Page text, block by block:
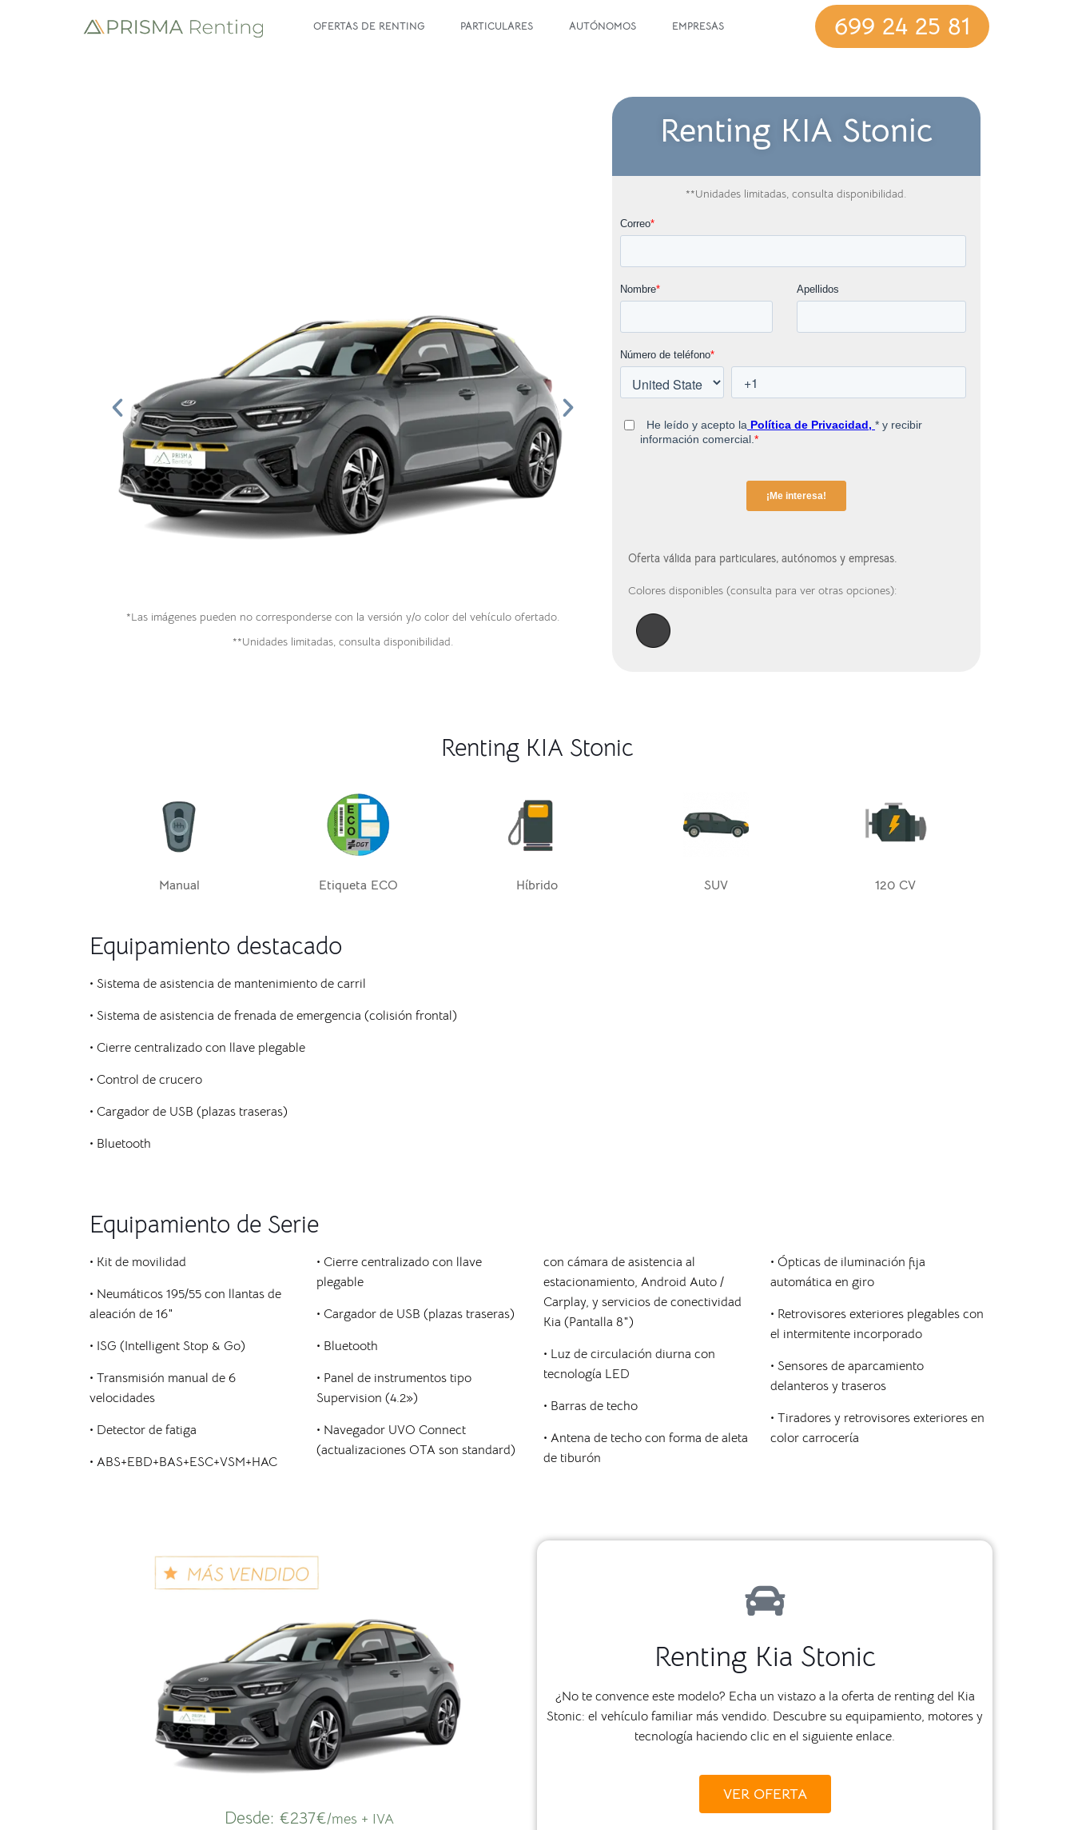
OFERTAS DE RENTING PARTICULARES AUTÓNOMOS EMPRESAS 699 24 25 81
*Las imágenes pueden no corresponderse con la versión y/o color del vehículo ofertado.
**Unidades limitadas, consulta disponibilidad.
Renting KIA Stonic
**Unidades limitadas, consulta disponibilidad.
Oferta válida para particulares, autónomos y empresas.
Colores disponibles (consulta para ver otras opciones):
Renting KIA Stonic
Manual Etiqueta ECO Híbrido SUV 120 CV
Equipamiento destacado
• Sistema de asistencia de mantenimiento de carril
• Sistema de asistencia de frenada de emergencia (colisión frontal)
• Cierre centralizado con llave plegable
• Control de crucero
• Cargador de USB (plazas traseras)
• Bluetooth
Equipamiento de Serie
• Kit de movilidad
• Neumáticos 195/55 con llantas de
aleación de 16″
• ISG (Intelligent Stop & Go)
• Transmisión manual de 6
velocidades
• Detector de fatiga
• ABS+EBD+BAS+ESC+VSM+HAC
• Cierre centralizado con llave
plegable
• Cargador de USB (plazas traseras)
• Bluetooth
• Panel de instrumentos tipo
Supervision (4.2»)
• Navegador UVO Connect
(actualizaciones OTA son standard)
con cámara de asistencia al
estacionamiento, Android Auto /
Carplay, y servicios de conectividad
Kia (Pantalla 8″)
• Luz de circulación diurna con
tecnología LED
• Barras de techo
• Antena de techo con forma de aleta
de tiburón
• Ópticas de iluminación fija
automática en giro
• Retrovisores exteriores plegables con
el intermitente incorporado
• Sensores de aparcamiento
delanteros y traseros
• Tiradores y retrovisores exteriores en
color carrocería
Desde: €237€/mes + IVA
Renting Kia Stonic
¿No te convence este modelo? Echa un vistazo a la oferta de renting del Kia
Stonic: el vehículo familiar más vendido. Descubre su equipamiento, motores y
tecnología haciendo clic en el siguiente enlace.
VER OFERTA